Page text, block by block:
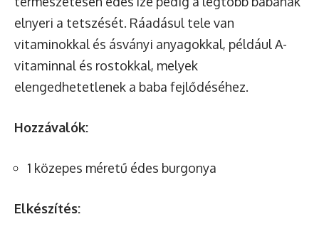
elnyeri a tetszését. Ráadásul tele van
vitaminokkal és ásványi anyagokkal, például A-
vitaminnal és rostokkal, melyek
elengedhetetlenek a baba fejlődéséhez.
Hozzávalók:
1 közepes méretű édes burgonya
Elkészítés: